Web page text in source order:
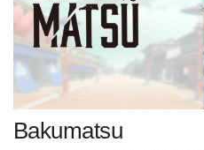
Bakumatsu